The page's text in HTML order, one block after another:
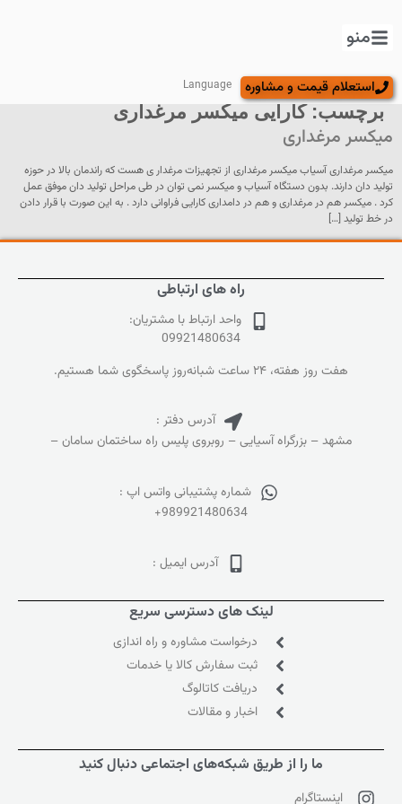
منو
استعلام قیمت و مشاوره Language
برچسب:کارایی میکسر مرغداری
میکسر مرغداری
میکسر مرغداری آسیاب میکسر مرغداری از تجهیزات مرغدار ی هست که راندمان بالا در حوزه
تولید دان دارند. بدون دستگاه آسیاب و میکسر نمی توان در طی مراحل تولید دان موفق عمل
کرد . میکسر هم در مرغداری و هم در دامداری کارایی فراوانی دارد . به این صورت با قرار دادن
در خط تولید […]
راه های ارتباطی
واحد ارتباط با مشتریان:
09921480634
هفت روز هفته، ۲۴ ساعت شبانه‌روز پاسخگوی شما هستیم.
آدرس دفتر :
مشهد – بزرگراه آسیایی – روبروی پلیس راه ساختمان سامان –
شماره پشتیبانی واتس اپ :
+989921480634
آدرس ایمیل :
لینک های دسترسی سریع
درخواست مشاوره و راه اندازی
ثبت سفارش کالا یا خدمات
دریافت کاتالوگ
اخبار و مقالات
ما را از طریق شبکه‌های اجتماعی دنبال کنید
اینستاگرام